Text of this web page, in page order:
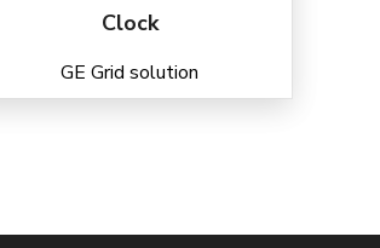
Clock
GE Grid solution